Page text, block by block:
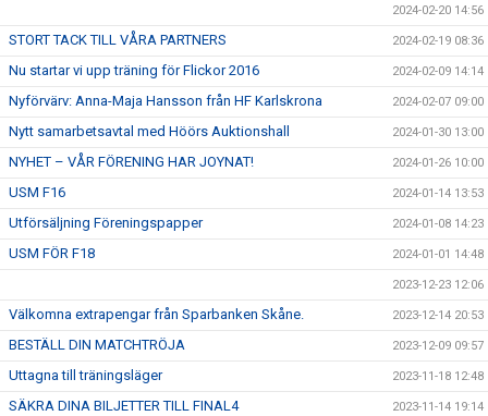
2024-02-20 14:56
STORT TACK TILL VÅRA PARTNERS 2024-02-19 08:36
Nu startar vi upp träning för Flickor 2016 2024-02-09 14:14
Nyförvärv: Anna-Maja Hansson från HF Karlskrona 2024-02-07 09:00
Nytt samarbetsavtal med Höörs Auktionshall 2024-01-30 13:00
NYHET – VÅR FÖRENING HAR JOYNAT! 2024-01-26 10:00
USM F16 2024-01-14 13:53
Utförsäljning Föreningspapper 2024-01-08 14:23
USM FÖR F18 2024-01-01 14:48
2023-12-23 12:06
Välkomna extrapengar från Sparbanken Skåne. 2023-12-14 20:53
BESTÄLL DIN MATCHTRÖJA 2023-12-09 09:57
Uttagna till träningsläger 2023-11-18 12:48
SÄKRA DINA BILJETTER TILL FINAL4 2023-11-14 19:14